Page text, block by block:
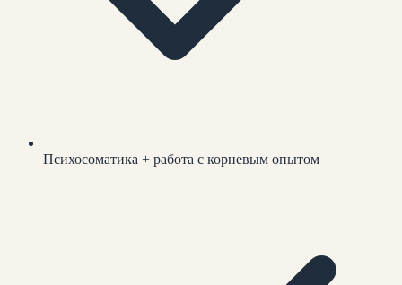
Психосоматика + работа с корневым опытом